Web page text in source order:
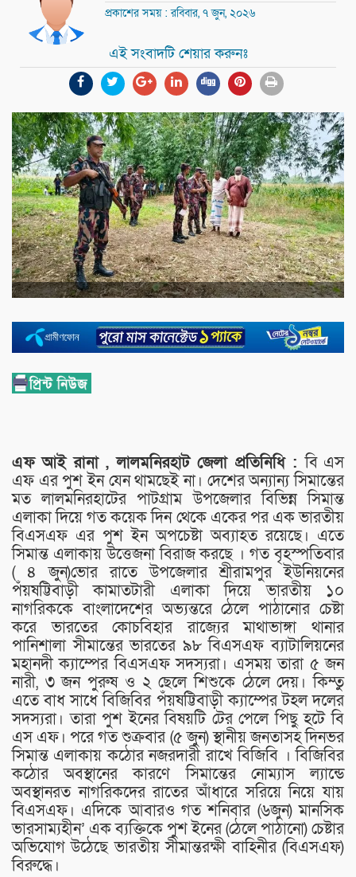
প্রকাশের সময় : রবিবার, ৭ জুন, ২০২৬
এই সংবাদটি শেয়ার করুনঃ
এফ আই রানা , লালমনিরহাট জেলা প্রতিনিধি :বি এস
এফ এর পুশ ইন যেন থামছেই না। দেশের অন্যান্য সিমান্তের
মত লালমনিরহাটের পাটগ্রাম উপজেলার বিভিন্ন সিমান্ত
এলাকা দিয়ে গত কয়েক দিন থেকে একের পর এক ভারতীয়
বিএসএফ এর পুশ ইন অপচেষ্টা অব্যাহত রয়েছে। এতে
সিমান্ত এলাকায় উত্তেজনা বিরাজ করছে । গত বৃহস্পতিবার
( ৪ জুন)ভোর রাতে উপজেলার শ্রীরামপুর ইউনিয়নের
পঁয়ষট্টিবাড়ী কামাতটারী এলাকা দিয়ে ভারতীয় ১০
নাগরিককে বাংলাদেশের অভ্যন্তরে ঠেলে পাঠানোর চেষ্টা
করে ভারতের কোচবিহার রাজ্যের মাথাভাঙ্গা থানার
পানিশালা সীমান্তের ভারতের ৯৮ বিএসএফ ব্যাটালিয়নের
মহানদী ক্যাম্পের বিএসএফ সদস্যরা। এসময় তারা ৫ জন
নারী, ৩ জন পুরুষ ও ২ ছেলে শিশুকে ঠেলে দেয়। কিম্তু
এতে বাধ সাধে বিজিবির পঁয়ষট্টিবাড়ী ক্যাম্পের টহল দলের
সদস্যরা। তারা পুশ ইনের বিষয়টি টের পেলে পিছু হটে বি
এস এফ। পরে গত শুক্রবার (৫ জুন) স্থানীয় জনতাসহ দিনভর
সিমান্ত এলাকায় কঠোর নজরদারী রাখে বিজিবি । বিজিবির
কঠোর অবস্থানের কারণে সিমান্তের নোম্যাস ল্যান্ডে
অবস্থানরত নাগরিকদের রাতের আঁধারে সরিয়ে নিয়ে যায়
বিএসএফ। এদিকে আবারও গত শনিবার (৬জুন) মানসিক
ভারসাম্যহীন’ এক ব্যক্তিকে পুশ ইনের (ঠেলে পাঠানো) চেষ্টার
অভিযোগ উঠেছে ভারতীয় সীমান্তরক্ষী বাহিনীর (বিএসএফ)
বিরুদ্ধে।